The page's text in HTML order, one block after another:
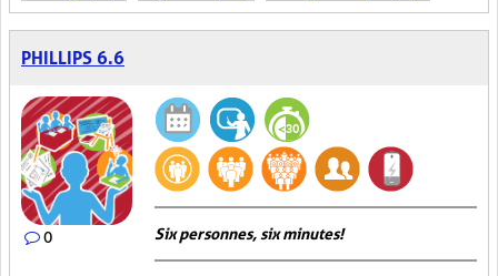
PHILLIPS 6.6
0 Six personnes, six minutes!